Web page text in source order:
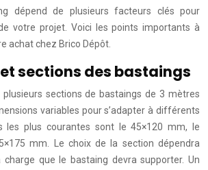
dépend de plusieurs facteurs clés pour
votre projet. Voici les points importants à
achat chez Brico Dépôt.
sections des bastaings
plusieurs sections de bastaings de 3 mètres
variables pour s’adapter à différents
les plus courantes sont le 45×120 mm, le
mm. Le choix de la section dépendra
que le bastaing devra supporter. Un